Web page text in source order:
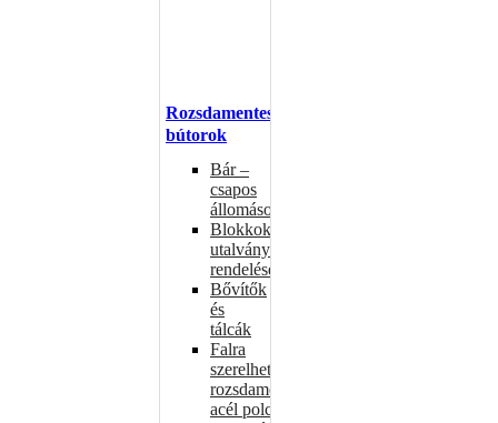
Rozsdamentes
bútorok
Bár –
csapos
állomások
Blokkok
utalványokhoz,
rendelésekhez
Bővítők
és
tálcák
Falra
szerelhető
rozsdamentes
acél polcok